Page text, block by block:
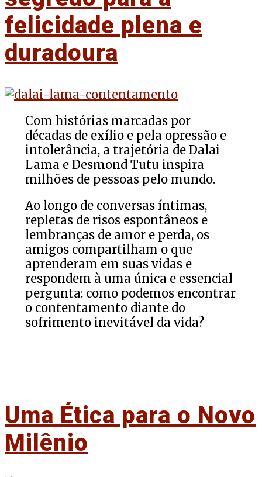
felicidade plena e
duradoura
Com histórias marcadas por
décadas de exílio e pela opressão e
intolerância, a trajetória de Dalai
Lama e Desmond Tutu inspira
milhões de pessoas pelo mundo.
Ao longo de conversas íntimas,
repletas de risos espontâneos e
lembranças de amor e perda, os
amigos compartilham o que
aprenderam em suas vidas e
respondem à uma única e essencial
pergunta: como podemos encontrar
o contentamento diante do
sofrimento inevitável da vida?
Uma Ética para o Novo
Milênio